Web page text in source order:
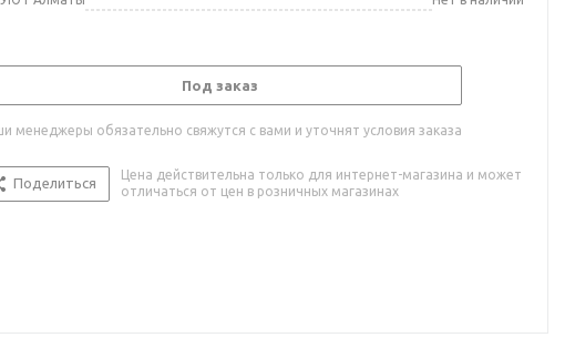
Под заказ
менеджеры обязательно свяжутся с вами и уточнят условия заказа
Поделиться
Цена действительна только для интернет-магазина и может
отличаться от цен в розничных магазинах